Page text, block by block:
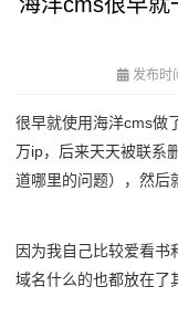
发布时
很早就使用海洋cms做
万ip，后来天天被联系
道哪里的问题），然后
因为我自己比较爱看书
域名什么的也都放在了